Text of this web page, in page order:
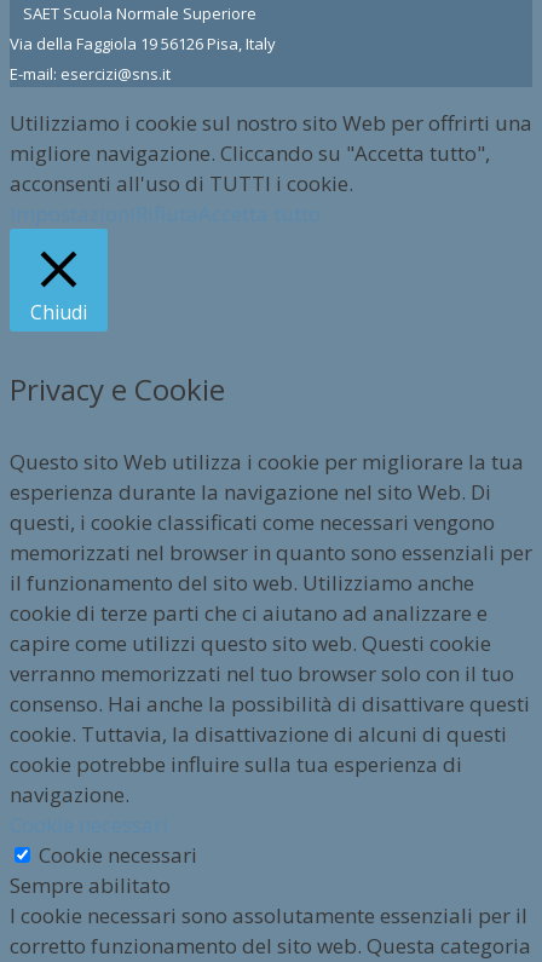
SAET Scuola Normale Superiore
Via della Faggiola 19 56126 Pisa, Italy
E-mail: esercizi@sns.it
Utilizziamo i cookie sul nostro sito Web per offrirti una
migliore navigazione. Cliccando su "Accetta tutto",
acconsenti all'uso di TUTTI i cookie.
Chiudi
Privacy e Cookie
Questo sito Web utilizza i cookie per migliorare la tua
esperienza durante la navigazione nel sito Web. Di
questi, i cookie classificati come necessari vengono
memorizzati nel browser in quanto sono essenziali per
il funzionamento del sito web. Utilizziamo anche
cookie di terze parti che ci aiutano ad analizzare e
capire come utilizzi questo sito web. Questi cookie
verranno memorizzati nel tuo browser solo con il tuo
consenso. Hai anche la possibilità di disattivare questi
cookie. Tuttavia, la disattivazione di alcuni di questi
cookie potrebbe influire sulla tua esperienza di
navigazione.
Cookie necessari
Sempre abilitato
I cookie necessari sono assolutamente essenziali per il
corretto funzionamento del sito web. Questa categoria